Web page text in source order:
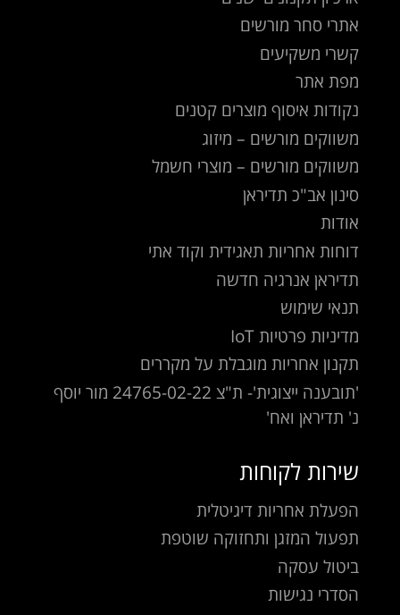
אתרי סחר מורשים
קשרי משקיעים
מפת אתר
נקודות איסוף מוצרים קטנים
משווקים מורשים – מיזוג
משווקים מורשים – מוצרי חשמל
סינון אב"כ תדיראן
אודות
דוחות אחריות תאגידית וקוד אתי
תדיראן אנרגיה חדשה
תנאי שימוש
מדיניות פרטיות IoT
תקנון אחריות מוגבלת על מקררים
'תובענה ייצוגית'- ת"צ 24765-02-22 מור יוסף
נ' תדיראן ואח'
שירות לקוחות
הפעלת אחריות דיגיטלית
תפעול המזגן ותחזוקה שוטפת
ביטול עסקה
הסדרי נגישות